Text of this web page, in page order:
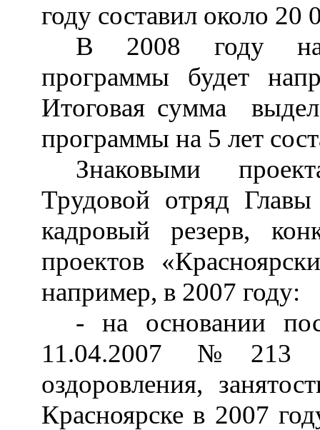
году составил около 20
В 2008 году на
программы будет
Итоговая сумма
программы на 5 лет
Знаковыми
Трудовой отряд Главы
кадровый резерв,
проектов
например, в 2007 году:
- на основании
11.04.2007 №213
оздоровления,
Красноярске в 2007